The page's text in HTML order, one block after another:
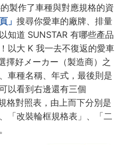
製作了車種與對應規格的資
」 搜尋你愛車的廠牌、排量
知道 SUNSTAR 有哪些產品
以大 K 我一去不復返的愛車
擇好メーカー（製造商）之
車種名稱、年式，最後則是
以看到右邊還有三個
格對照表，由上而下分別是
「改裝輪框規格表」、「二